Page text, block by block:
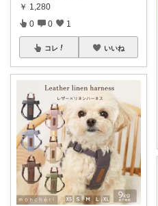
￥ 1,280
0 0 1
コレ いいね